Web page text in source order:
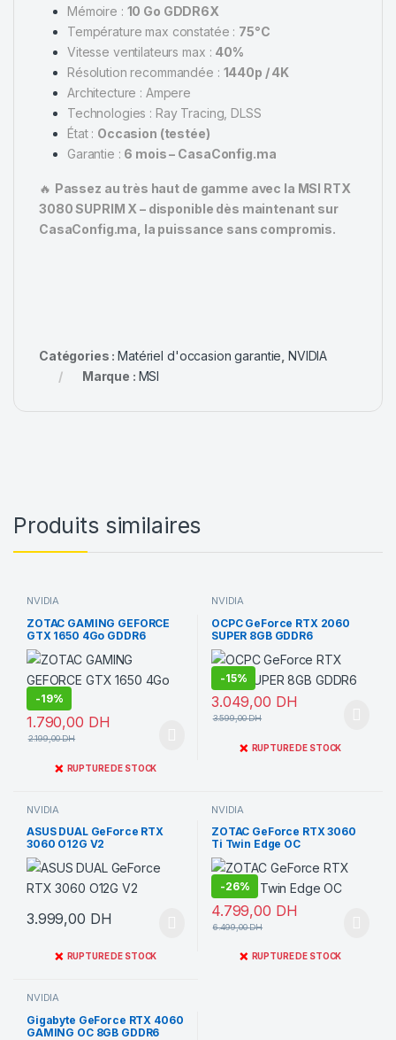
Mémoire : 10 Go GDDR6X
Température max constatée : 75°C
Vitesse ventilateurs max : 40%
Résolution recommandée : 1440p / 4K
Architecture : Ampere
Technologies : Ray Tracing, DLSS
État : Occasion (testée)
Garantie : 6 mois – CasaConfig.ma
🔥 Passez au très haut de gamme avec la MSI RTX
3080 SUPRIM X – disponible dès maintenant sur
CasaConfig.ma, la puissance sans compromis.
Catégories : Matériel d'occasion garantie, NVIDIA
Marque : MSI
Produits similaires
NVIDIA
ZOTAC GAMING GEFORCE
GTX 1650 4Go GDDR6
-19%
1.790,00 DH
2.199,00DH
❌ RUPTURE DE STOCK
NVIDIA
OCPC GeForce RTX 2060
SUPER 8GB GDDR6
-15%
3.049,00 DH
3.599,00DH
❌ RUPTURE DE STOCK
NVIDIA
ASUS DUAL GeForce RTX
3060 O12G V2
3.999,00 DH
❌ RUPTURE DE STOCK
NVIDIA
ZOTAC GeForce RTX 3060
Ti Twin Edge OC
-26%
4.799,00 DH
6.499,00DH
❌ RUPTURE DE STOCK
NVIDIA
Gigabyte GeForce RTX 4060
GAMING OC 8GB GDDR6